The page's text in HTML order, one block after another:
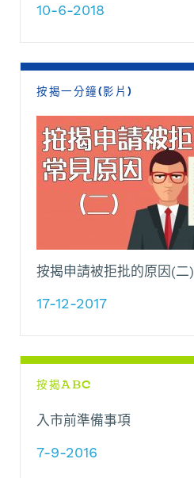
10-6-2018
按揭一分鐘(影片)
按揭申請被拒批的原因(二)
17-12-2017
按揭ABC
入市前準備事項
7-9-2016